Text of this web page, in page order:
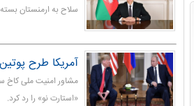
سلاح به ارمنستان
آمریکا طرح
مشاور امنیت ملی کاخ
«استارت نو» را رد کرد.